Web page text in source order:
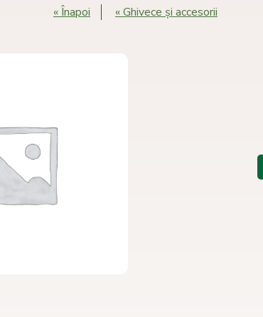
« Înapoi « Ghivece și accesorii